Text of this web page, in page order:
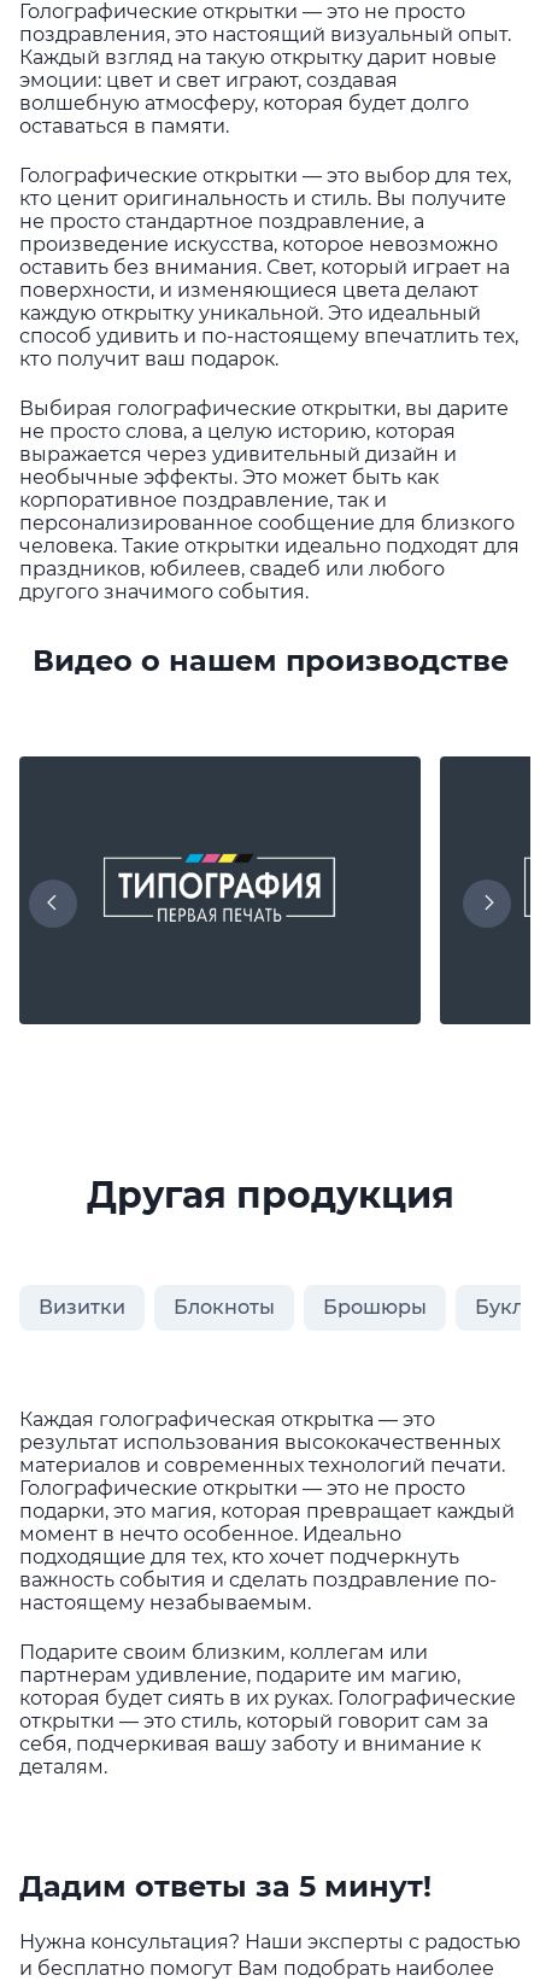
Голографические открытки — это не просто
поздравления, это настоящий визуальный опыт.
Каждый взгляд на такую открытку дарит новые
эмоции: цвет и свет играют, создавая
волшебную атмосферу, которая будет долго
оставаться в памяти.
Голографические открытки — это выбор для тех,
кто ценит оригинальность и стиль. Вы получите
не просто стандартное поздравление, а
произведение искусства, которое невозможно
оставить без внимания. Свет, который играет на
поверхности, и изменяющиеся цвета делают
каждую открытку уникальной. Это идеальный
способ удивить и по-настоящему впечатлить тех,
кто получит ваш подарок.
Выбирая голографические открытки, вы дарите
не просто слова, а целую историю, которая
выражается через удивительный дизайн и
необычные эффекты. Это может быть как
корпоративное поздравление, так и
персонализированное сообщение для близкого
человека. Такие открытки идеально подходят для
праздников, юбилеев, свадеб или любого
другого значимого события.
Видео о нашем производстве
Другая продукция
Визитки Блокноты Брошюры
Каждая голографическая открытка — это
результат использования высококачественных
материалов и современных технологий печати.
Голографические открытки — это не просто
подарки, это магия, которая превращает каждый
момент в нечто особенное. Идеально
подходящие для тех, кто хочет подчеркнуть
важность события и сделать поздравление по-
настоящему незабываемым.
Подарите своим близким, коллегам или
партнерам удивление, подарите им магию,
которая будет сиять в их руках. Голографические
открытки — это стиль, который говорит сам за
себя, подчеркивая вашу заботу и внимание к
деталям.
Дадим ответы за 5 минут!
Нужна консультация? Наши эксперты с радостью
и бесплатно помогут Вам подобрать наиболее